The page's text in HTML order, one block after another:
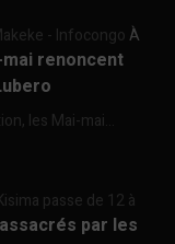
- InfocongoÀ
renoncent
les Mai-mai...
passe de 12 à
par les